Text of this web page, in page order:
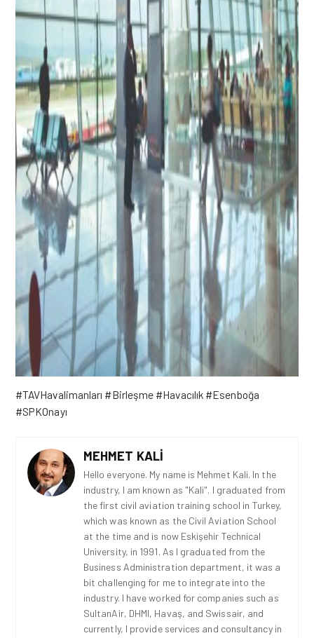
#TAVHavalimanları #Birleşme #Havacılık #Esenboğa
#SPKOnayı
MEHMET KALI
Hello everyone. My name is Mehmet Kali. In the
industry, I am known as "Kali". I graduated from
the first civil aviation training school in Turkey,
which was known as the Civil Aviation School
at the time and is now Eskişehir Technical
University, in 1991. As I graduated from the
Business Administration department, it was a
bit challenging for me to integrate into the
industry. I have worked for companies such as
SultanAir, DHMI, Havaş, and Swissair, and
currently, I provide services and consultancy in